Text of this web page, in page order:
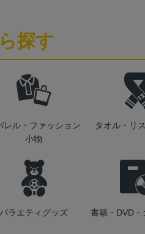
探す
レル・ファッション
小物
タオル・リ
バラエティグッズ 書籍・DVD・